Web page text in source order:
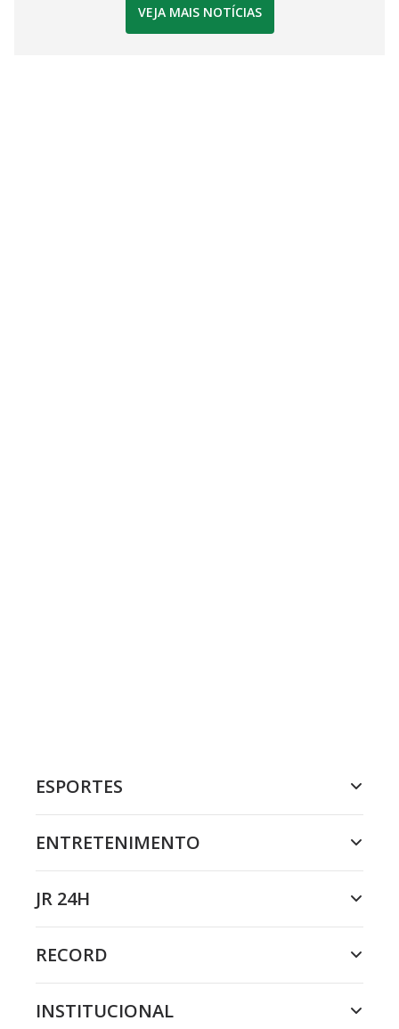
VEJA MAIS NOTÍCIAS
ESPORTES
ENTRETENIMENTO
JR 24H
RECORD
INSTITUCIONAL